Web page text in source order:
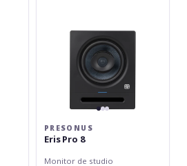
PRESONUS
Eris Pro 8
Monitor de studio